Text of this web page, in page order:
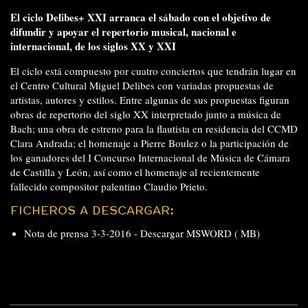
El ciclo Delibes+ XXI arranca el sábado con el objetivo de
difundir y apoyar el repertorio musical, nacional e
internacional, de los siglos XX y XXI
El ciclo está compuesto por cuatro conciertos que tendrán lugar en
el Centro Cultural Miguel Delibes con variadas propuestas de
artistas, autores y estilos. Entre algunas de sus propuestas figuran
obras de repertorio del siglo XX interpretado junto a música de
Bach; una obra de estreno para la flautista en residencia del CCMD
Clara Andrada; el homenaje a Pierre Boulez o la participación de
los ganadores del I Concurso Internacional de Música de Cámara
de Castilla y León, así como el homenaje al recientemente
fallecido compositor palentino Claudio Prieto.
FICHEROS A DESCARGAR:
Nota de prensa 3-3-2016 - Descargar MSWORD ( MB)